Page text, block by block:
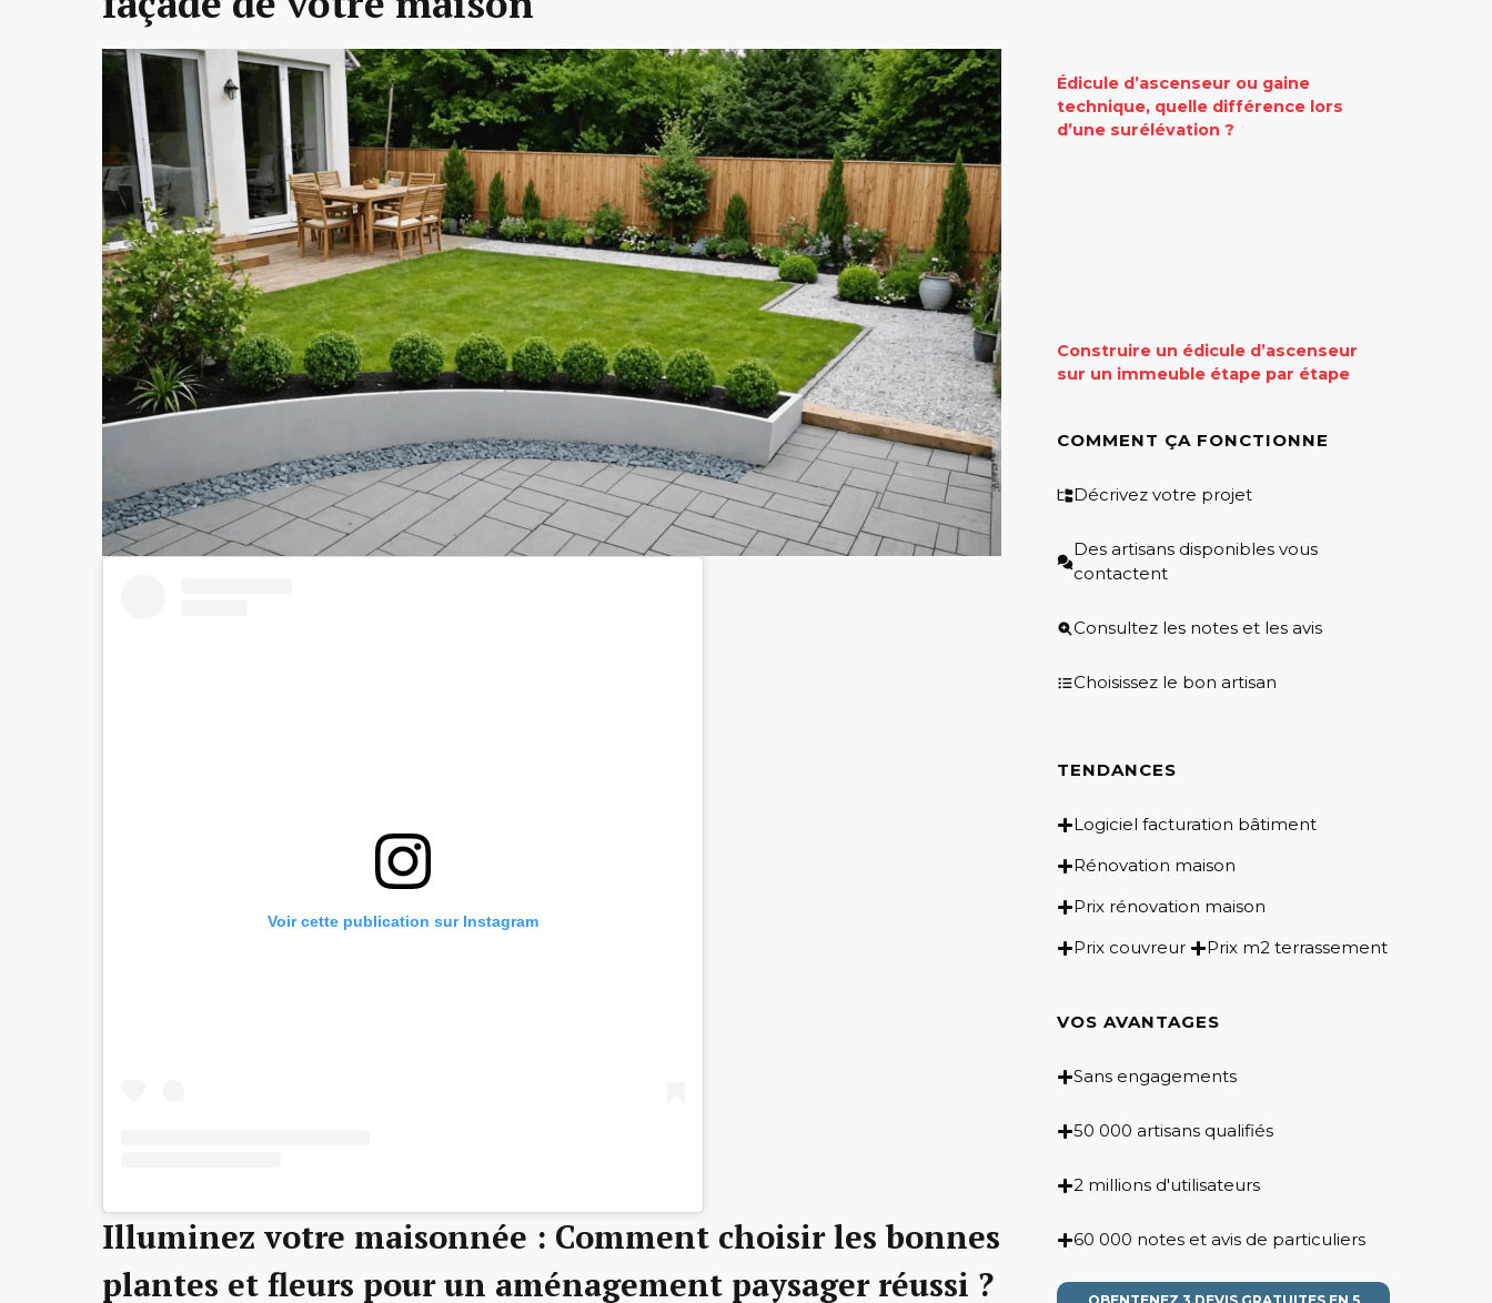
Voir cette publication sur Instagram
Illuminez votre maisonnée : Comment choisir les bonnes
plantes et fleurs pour un aménagement paysager réussi ?
Édicule d’ascenseur ou gaine
technique, quelle différence lors
d’une surélévation ?
Construire un édicule d’ascenseur
sur un immeuble étape par étape
COMMENT ÇA FONCTIONNE
Décrivez votre projet
Des artisans disponibles vous
contactent
Consultez les notes et les avis
Choisissez le bon artisan
TENDANCES
Logiciel facturation bâtiment
Rénovation maison
Prix rénovation maison
Prix couvreur
Prix m2 terrassement
VOS AVANTAGES
Sans engagements
50 000 artisans qualifiés
2 millions d'utilisateurs
60 000 notes et avis de particuliers